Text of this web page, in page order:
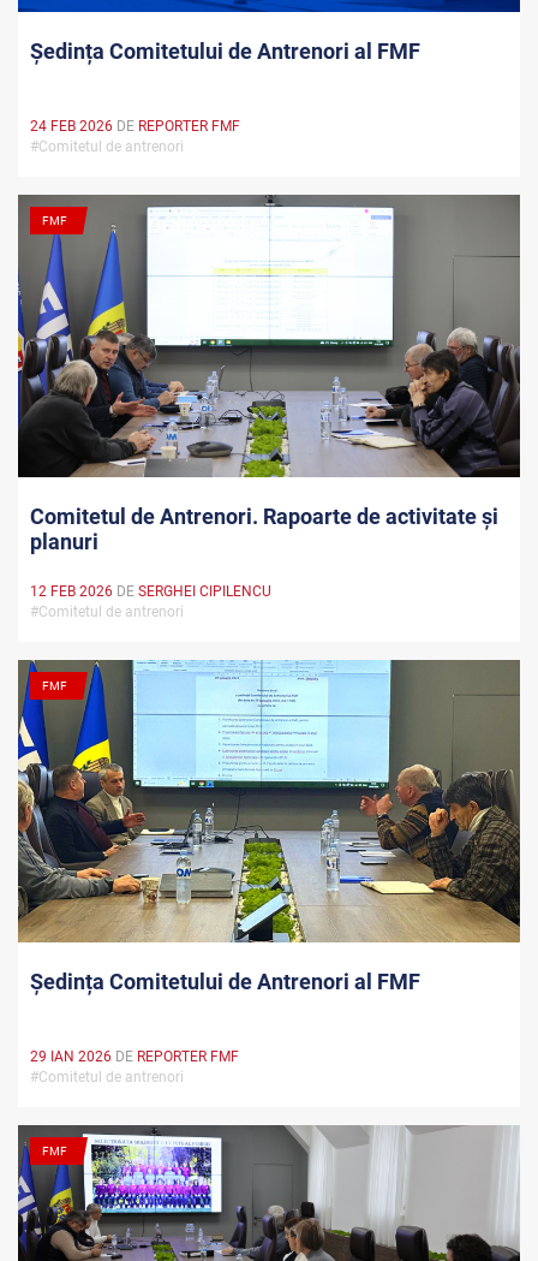
Ședința Comitetului de Antrenori al FMF
24 FEB 2026 DE REPORTER FMF
#Comitetul de antrenori
FMF
Comitetul de Antrenori. Rapoarte de activitate și
planuri
12 FEB 2026 DE SERGHEI CIPILENCU
#Comitetul de antrenori
FMF
Ședința Comitetului de Antrenori al FMF
29 IAN 2026 DE REPORTER FMF
#Comitetul de antrenori
FMF